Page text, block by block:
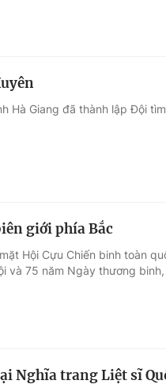
Hà Giang đã thành lập Đội
giới phía Bắc
Hội Cựu Chiến binh toàn
và 75 năm Ngày thương
Nghĩa trang Liệt sĩ